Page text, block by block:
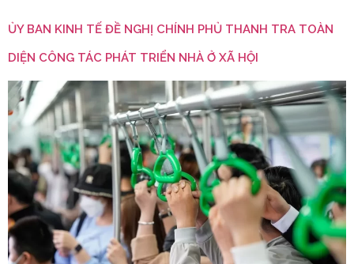
ỦY BAN KINH TẾ ĐỀ NGHỊ CHÍNH PHỦ THANH TRA TOÀN
DIỆN CÔNG TÁC PHÁT TRIỂN NHÀ Ở XÃ HỘI